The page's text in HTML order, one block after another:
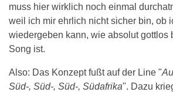
muss hier wirklich noch einmal
weil ich mir ehrlich nicht sicher bin, ob
wiedergeben kann, wie absolut gottlos
Song ist.
Also: Das Konzept fußt auf der Line "
Süd-, Süd-, Süd-, Südafrika". Dazu